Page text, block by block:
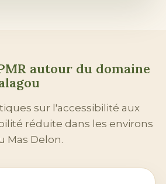
autour du domaine
sur l'accessibilité aux
réduite dans les environs
Mas Delon.